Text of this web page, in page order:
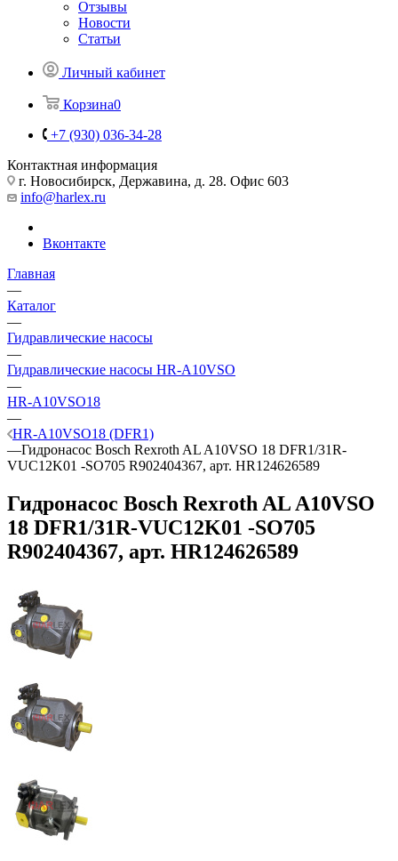
Отзывы
Новости
Статьи
Личный кабинет
Корзина0
+7 (930) 036-34-28
Контактная информация
г. Новосибирск, Державина, д. 28. Офис 603
info@harlex.ru
Вконтакте
Главная
—
Каталог
—
Гидравлические насосы
—
Гидравлические насосы HR-A10VSO
—
HR-A10VSO18
—
HR-A10VSO18 (DFR1)
—Гидронасос Bosch Rexroth AL A10VSO 18 DFR1/31R-
VUC12K01 -SO705 R902404367, арт. HR124626589
Гидронасос Bosch Rexroth AL A10VSO
18 DFR1/31R-VUC12K01 -SO705
R902404367, арт. HR124626589